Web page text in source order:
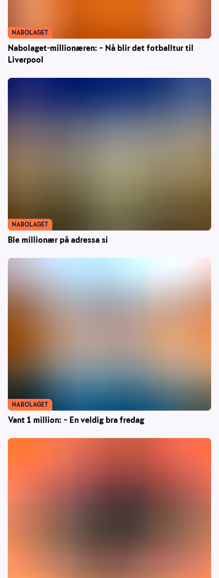
Nabolaget-millionæren: – Nå blir det fotballtur til
Liverpool
NABOLAGET
Ble millionær på adressa si
NABOLAGET
Vant 1 million: – En veldig bra fredag
NABOLAGET